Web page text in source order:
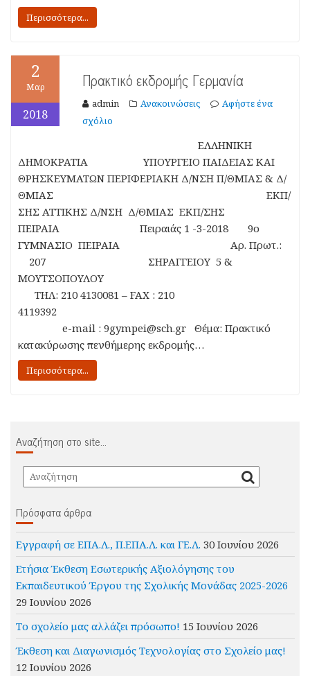
Περισσότερα...
2
Μαρ
2018
Πρακτικό εκδρομής Γερμανία
admin Ανακοινώσεις
Αφήστε ένα
σχόλιο
ΕΛΛΗΝΙΚΗ
ΔΗΜΟΚΡΑΤΙΑ ΥΠΟΥΡΓΕΙΟ ΠΑΙΔΕΙΑΣ ΚΑΙ
ΘΡΗΣΚΕΥΜΑΤΩΝ ΠΕΡΙΦΕΡΙΑΚΗ Δ/ΝΣΗ Π/ΘΜΙΑΣ & Δ/
ΘΜΙΑΣ ΕΚΠ/
ΣΗΣ ΑΤΤΙΚΗΣ Δ/ΝΣΗ Δ/ΘΜΙΑΣ ΕΚΠ/ΣΗΣ
ΠΕΙΡΑΙΑ Πειραιάς 1 -3-2018 9ο
ΓΥΜΝΑΣΙΟ ΠΕΙΡΑΙΑ Αρ. Πρωτ.:
207 ΣΗΡΑΓΓΕΙΟΥ 5 &
ΜΟΥΤΣΟΠΟΥΛΟΥ
ΤΗΛ: 210 4130081 – FAX : 210
4119392
e-mail : 9gympei@sch.gr Θέμα: Πρακτικό
κατακύρωσης πενθήμερης εκδρομής…
Περισσότερα...
Αναζήτηση στο site…
Πρόσφατα άρθρα
Εγγραφή σε ΕΠΑ.Λ., Π.ΕΠΑ.Λ. και ΓΕ.Λ. 30 Ιουνίου 2026
Ετήσια Έκθεση Εσωτερικής Αξιολόγησης του
Εκπαιδευτικού Έργου της Σχολικής Μονάδας 2025-2026
29 Ιουνίου 2026
Το σχολείο μας αλλάζει πρόσωπο! 15 Ιουνίου 2026
Έκθεση και Διαγωνισμός Τεχνολογίας στο Σχολείο μας!
12 Ιουνίου 2026